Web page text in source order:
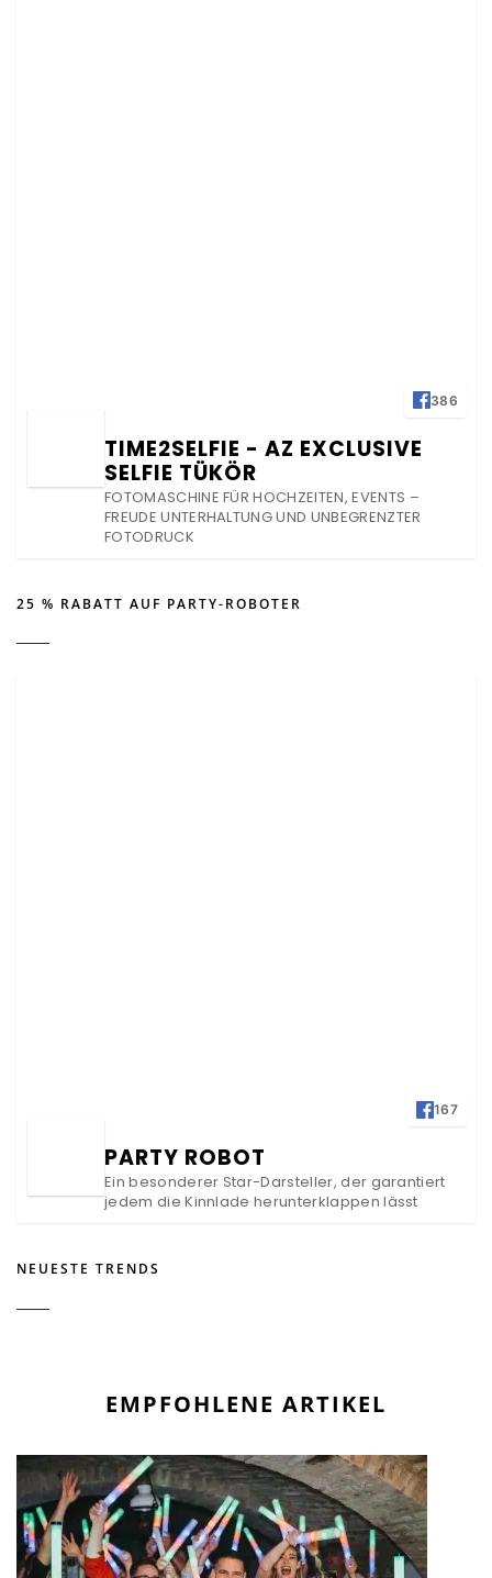
386
TIME2SELFIE - AZ EXCLUSIVE
SELFIE TÜKÖR
FOTOMASCHINE FÜR HOCHZEITEN, EVENTS –
FREUDE UNTERHALTUNG UND UNBEGRENZTER
FOTODRUCK
25 % RABATT AUF PARTY-ROBOTER
167
PARTY ROBOT
Ein besonderer Star-Darsteller, der garantiert
jedem die Kinnlade herunterklappen lässt
NEUESTE TRENDS
EMPFOHLENE ARTIKEL